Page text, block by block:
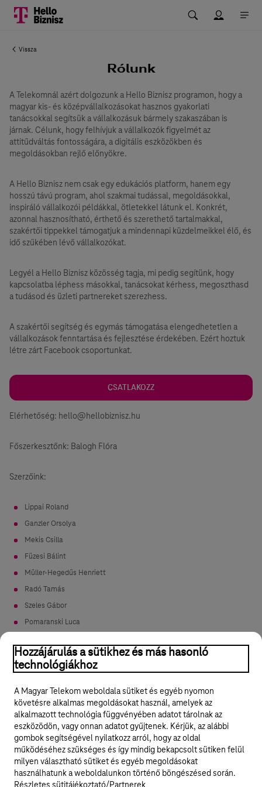
Vissza
Rólunk
A Telekomnál azért dolgozunk a Hello Biznisz programon, hogy a
magyar kis- és középvállalkozásokat hasznos gyakorlati
tanácsokkal segítsük a vállalkozásuk bármely szakaszában is
járnak. Célunk, hogy felhívjuk a vállalkozók figyelmét az
attitűdváltás fontosságára, a digitális eszközökben és
megoldásokban rejlő előnyökre.
A Hello Biznisz nem csak egy edukációs platform, hanem egy
hosszú távú program, ahol szakmai tudással, megoldásokkal,
inspiráló vállalkozói példákkal, ötletekkel látunk el. Konkrét,
azonnal hasznosítható, érthető és szerethető tartalmakkal,
szakértői tippekkel támogatjuk a mindennapi küzdelmeikkel élő, és
idő szűkében lévő vállalkozókat.
Legyél a Hello Biznisz közösség tagja, ⁣mi pedig segítünk, hogy
kapcsolatba léphess másokkal, tanácsokat kérhess, megoszthasd
a tudásod és üzleti partnereket szerezhess.
A szakértői segítség és egymás támogatása elengedhetetlen a
vállalkozások fenntartása és fejlesztése érdekében. Ezért hoztuk
létre zárt Facebook csoportunkat.
CSATLAKOZZ
Elérhetőség: hello@hellobiznisz.hu
Főszerkesztőnk: Balogh Flóra
Szerzőink:
Lippai Roland
Ganzler Orsolya
Mekis Csilla
Füzesi Bálint
Müller-Hegedűs Henriett
Radó Tamás
Szeles Gábor
Pomaranski Luca
Barabás Júlia
Dávid Imre
Kun Gabi
Legyél a Hello Biznisz közösség tagja!
REGISZTRÁLOK/BELÉPEK
Hozzájárulás a sütikhez és más hasonló
technológiákhoz
A Magyar Telekom weboldala sütiket és egyéb nyomon
követésre alkalmas megoldásokat használ, amelyek az
alkalmazott technológia függvényében adatot tárolnak az
eszközödön, vagy onnan adatot gyűjtenek. Kérjük, az alábbi
gombok segítségével nyilatkozz arról, hogy az oldal
működéséhez szükséges és így mindig bekapcsolt sütiken felül
milyen választható sütiket és egyéb megoldásokat
használhatunk a weboldalunkon történő böngészésed során.